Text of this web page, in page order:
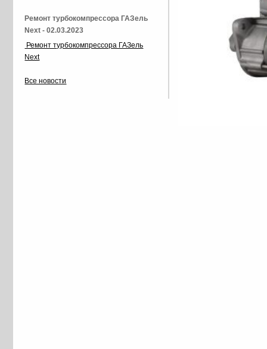
Ремонт турбокомпрессора ГАЗель
Next - 02.03.2023
Ремонт турбокомпрессора ГАЗель
Next
Все новости